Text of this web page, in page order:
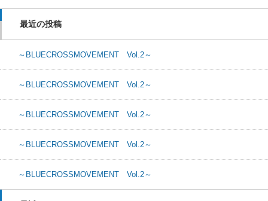
最近の投稿
～BLUECROSSMOVEMENT Vol.2～
～BLUECROSSMOVEMENT Vol.2～
～BLUECROSSMOVEMENT Vol.2～
～BLUECROSSMOVEMENT Vol.2～
～BLUECROSSMOVEMENT Vol.2～